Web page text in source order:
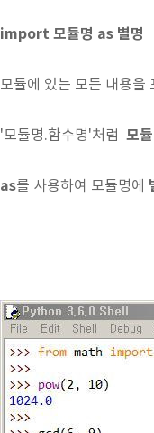
import 모듈명 as 별명
모듈에 있는 모든 내용을
'모듈명.함수명'처럼 모
as를 사용하여 모듈명에